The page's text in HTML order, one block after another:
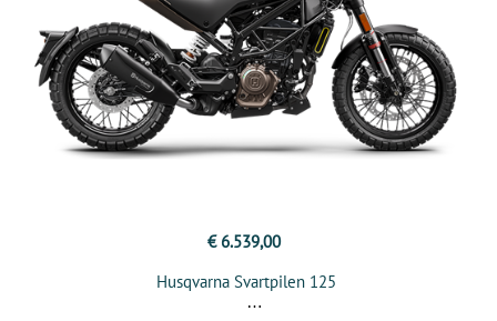
€ 6.539,00
Husqvarna Svartpilen 125